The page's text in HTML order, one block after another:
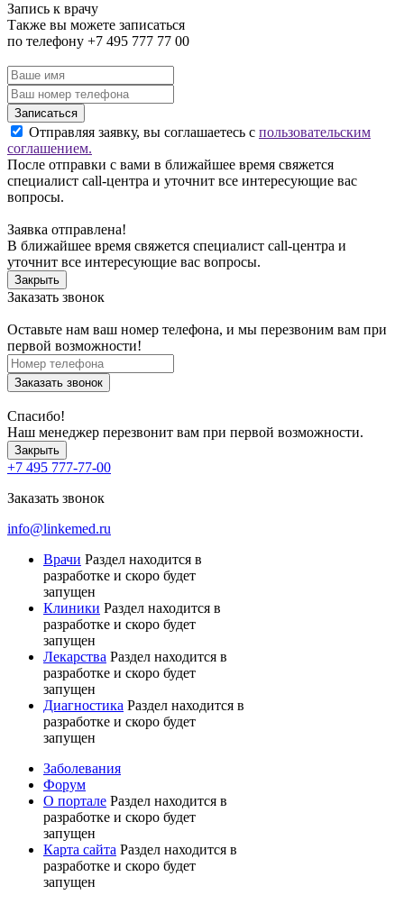
Запись к врачу
Также вы можете записаться
по телефону +7 495 777 77 00
Записаться
Отправляя заявку, вы соглашаетесь с пользовательским
соглашением.
После отправки с вами в ближайшее время свяжется
специалист call-центра и уточнит все интересующие вас
вопросы.
Заявка отправлена!
В ближайшее время свяжется специалист call-центра и
уточнит все интересующие вас вопросы.
Закрыть
Заказать звонок
Оставьте нам ваш номер телефона, и мы перезвоним вам при
первой возможности!
Заказать звонок
Спасибо!
Наш менеджер перезвонит вам при первой возможности.
Закрыть
+7 495 777-77-00
Заказать звонок
info@linkemed.ru
Врачи Раздел находится в
разработке и скоро будет
запущен
Клиники Раздел находится в
разработке и скоро будет
запущен
Лекарства Раздел находится в
разработке и скоро будет
запущен
Диагностика Раздел находится в
разработке и скоро будет
запущен
Заболевания
Форум
О портале Раздел находится в
разработке и скоро будет
запущен
Карта сайта Раздел находится в
разработке и скоро будет
запущен